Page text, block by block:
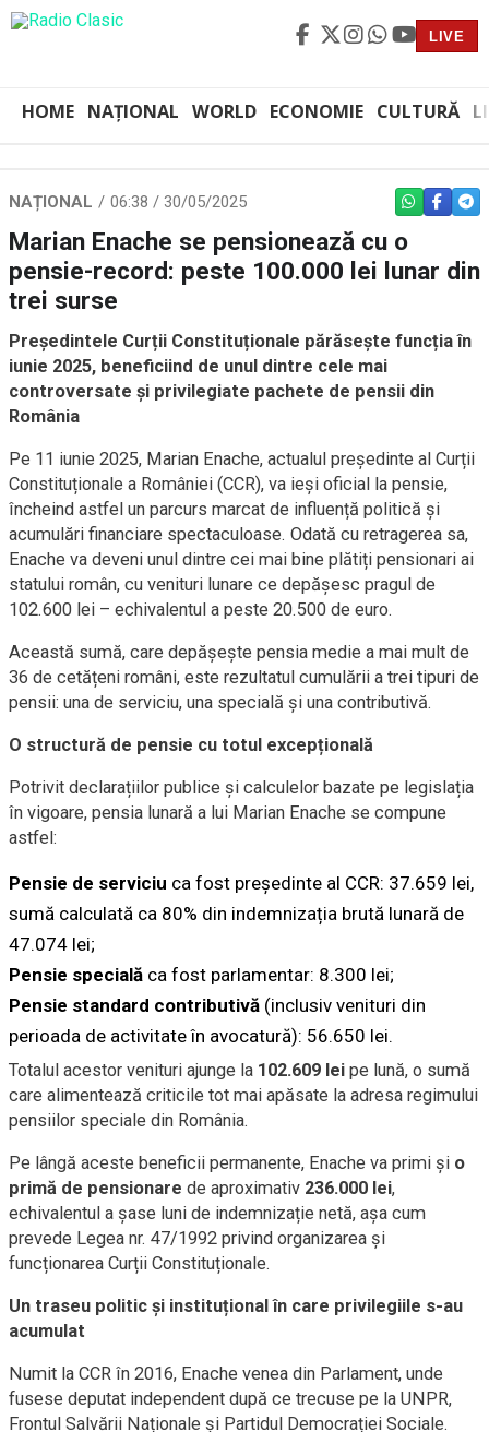
LIVE
HOME NAȚIONAL WORLD ECONOMIE CULTURĂ
NAȚIONAL 06:38 / 30/05/2025 WHATSAPP
Marian Enache se pensionează cu o
pensie-record: peste 100.000 lei lunar din
trei surse
Președintele Curții Constituționale părăsește funcția în
iunie 2025, beneficiind de unul dintre cele mai
controversate și privilegiate pachete de pensii din
România
Pe 11 iunie 2025, Marian Enache, actualul președinte al Curții
Constituționale a României (CCR), va ieși oficial la pensie,
încheind astfel un parcurs marcat de influență politică și
acumulări financiare spectaculoase. Odată cu retragerea sa,
Enache va deveni unul dintre cei mai bine plătiți pensionari ai
statului român, cu venituri lunare ce depășesc pragul de
102.600 lei – echivalentul a peste 20.500 de euro.
Această sumă, care depășește pensia medie a mai mult de
36 de cetățeni români, este rezultatul cumulării a trei tipuri de
pensii: una de serviciu, una specială și una contributivă.
O structură de pensie cu totul excepțională
Potrivit declarațiilor publice și calculelor bazate pe legislația
în vigoare, pensia lunară a lui Marian Enache se compune
astfel:
Pensie de serviciu ca fost președinte al CCR: 37.659 lei,
sumă calculată ca 80% din indemnizația brută lunară de
47.074 lei;
Pensie specială ca fost parlamentar: 8.300 lei;
Pensie standard contributivă (inclusiv venituri din
perioada de activitate în avocatură): 56.650 lei.
Totalul acestor venituri ajunge la 102.609 lei pe lună, o sumă
care alimentează criticile tot mai apăsate la adresa regimului
pensiilor speciale din România.
Pe lângă aceste beneficii permanente, Enache va primi și o
primă de pensionare de aproximativ 236.000 lei,
echivalentul a șase luni de indemnizație netă, așa cum
prevede Legea nr. 47/1992 privind organizarea și
funcționarea Curții Constituționale.
Un traseu politic și instituțional în care privilegiile s-au
acumulat
Numit la CCR în 2016, Enache venea din Parlament, unde
fusese deputat independent după ce trecuse pe la UNPR,
Frontul Salvării Naționale și Partidul Democrației Sociale.